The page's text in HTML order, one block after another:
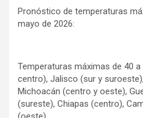
Pronóstico de temperaturas
mayo de 2026:
Temperaturas máximas de 40 a
centro), Jalisco (sur y
Michoacán (centro y oeste),
(sureste), Chiapas (centro),